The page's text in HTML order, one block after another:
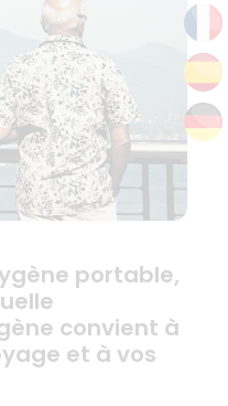
portable,
convient à
et à vos